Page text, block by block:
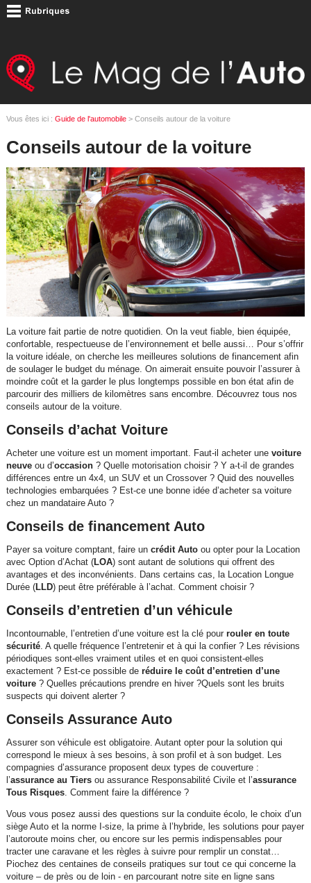
Vous êtes ici : Guide de l'automobile> Conseils autour de la voiture
Conseils autour de la voiture
La voiture fait partie de notre quotidien. On la veut fiable, bien équipée,
confortable, respectueuse de l’environnement et belle aussi… Pour s’offrir
la voiture idéale, on cherche les meilleures solutions de financement afin
de soulager le budget du ménage. On aimerait ensuite pouvoir l’assurer à
moindre coût et la garder le plus longtemps possible en bon état afin de
parcourir des milliers de kilomètres sans encombre. Découvrez tous nos
conseils autour de la voiture.
Conseils d’achat Voiture
Acheter une voiture est un moment important. Faut-il acheter une voiture
neuveou d’occasion? Quelle motorisation choisir ? Y a-t-il de grandes
différences entre un 4x4, un SUV et un Crossover ? Quid des nouvelles
technologies embarquées ? Est-ce une bonne idée d’acheter sa voiture
chez un mandataire Auto ?
Conseils de financement Auto
Payer sa voiture comptant, faire un crédit Autoou opter pour la Location
avec Option d’Achat (LOA) sont autant de solutions qui offrent des
avantages et des inconvénients. Dans certains cas, la Location Longue
Durée (LLD) peut être préférable à l’achat. Comment choisir ?
Conseils d’entretien d’un véhicule
Incontournable, l’entretien d’une voiture est la clé pour rouler en toute
sécurité. A quelle fréquence l’entretenir et à qui la confier ? Les révisions
périodiques sont-elles vraiment utiles et en quoi consistent-elles
exactement ? Est-ce possible de réduire le coût d’entretien d’une
voiture? Quelles précautions prendre en hiver ?Quels sont les bruits
suspects qui doivent alerter ?
Conseils Assurance Auto
Assurer son véhicule est obligatoire. Autant opter pour la solution qui
correspond le mieux à ses besoins, à son profil et à son budget. Les
compagnies d’assurance proposent deux types de couverture :
l’assurance au Tiers ou assurance Responsabilité Civile et l’assurance
Tous Risques. Comment faire la différence ?
Vous vous posez aussi des questions sur la conduite écolo, le choix d’un
siège Auto et la norme I-size, la prime à l’hybride, les solutions pour payer
l’autoroute moins cher, ou encore sur les permis indispensables pour
tracter une caravane et les règles à suivre pour remplir un constat…
Piochez des centaines de conseils pratiques sur tout ce qui concerne la
voiture – de près ou de loin - en parcourant notre site en ligne sans